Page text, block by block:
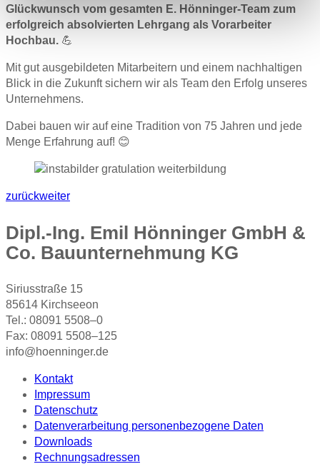
Glückwunsch vom gesamten E. Hönninger-Team zum
erfolgreich absolvierten Lehrgang als Vorarbeiter
Hochbau. 💪
Mit gut ausgebildeten Mitarbeitern und einem nachhaltigen
Blick in die Zukunft sichern wir als Team den Erfolg unseres
Unternehmens.
Dabei bauen wir auf eine Tradition von 75 Jahren und jede
Menge Erfahrung auf! 😊
zurückweiter
Dipl.-Ing. Emil Hönninger GmbH &
Co. Bauunternehmung KG
Siriusstraße 15
85614 Kirchseeon
Tel.: 08091 5508–0
Fax: 08091 5508–125
info@hoenninger.de
Kontakt
Impressum
Datenschutz
Datenverarbeitung personenbezogene Daten
Downloads
Rechnungsadressen